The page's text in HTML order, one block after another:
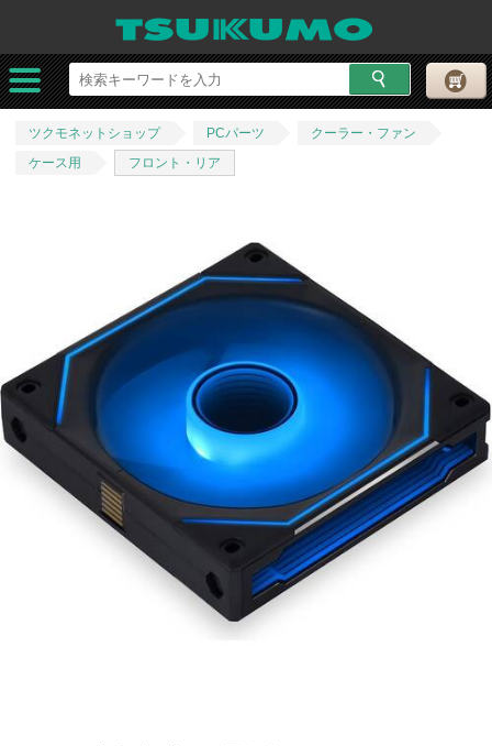
ツクモネットショップ PCパーツ
クーラー・ファン
ケース用
フロント・リア